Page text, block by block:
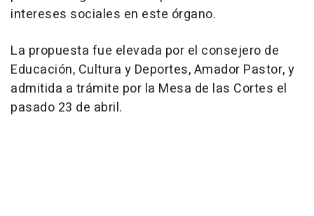
intereses sociales en este órgano.
La propuesta fue elevada por el consejero de
Educación, Cultura y Deportes, Amador Pastor, y
admitida a trámite por la Mesa de las Cortes el
pasado 23 de abril.